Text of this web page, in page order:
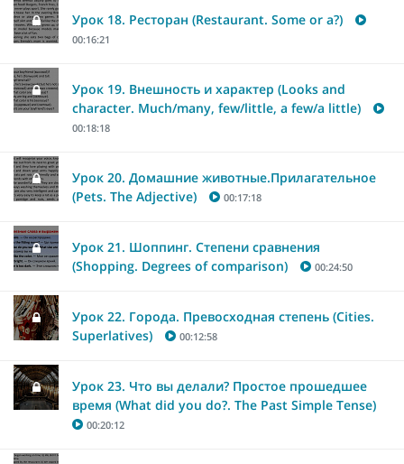
Урок 18. Ресторан (Restaurant. Some or a?)
00:16:21
Урок 19. Внешность и характер (Looks and
character. Much/many, few/little, a few/a little)
00:18:18
Урок 20. Домашние животные.Прилагательное
(Pets. The Adjective)
00:17:18
Урок 21. Шоппинг. Степени сравнения
(Shopping. Degrees of comparison)
00:24:50
Урок 22. Города. Превосходная степень (Cities.
Superlatives)
00:12:58
Урок 23. Что вы делали? Простое прошедшее
время (What did you do?. The Past Simple Tense)
00:20:12